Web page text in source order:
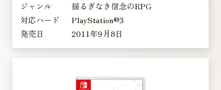
ジャンル
揺るぎなき信念のRPG
対応ハード
PlayStation®3
発売日
2011年9月8日